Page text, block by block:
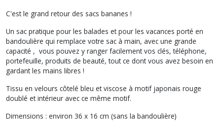
C'est le grand retour des sacs bananes !
Un sac pratique pour les balades et pour les vacances porté en
bandoulière qui remplace votre sac à main, avec une grande
capacité , vous pouvez y ranger facilement vos clés, téléphone,
portefeuille, produits de beauté, tout ce dont vous avez besoin en
gardant les mains libres !
Tissu en velours côtelé bleu et viscose à motif japonais rouge
doublé et intérieur avec ce même motif.
Dimensions : environ 36 x 16 cm (sans la bandoulière)